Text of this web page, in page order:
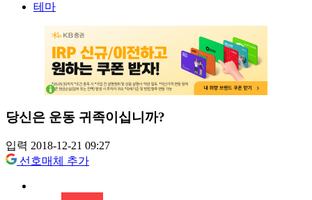
테마
당신은 운동 귀족이십니까?
입력 2018-12-21 09:27
선호매체 추가